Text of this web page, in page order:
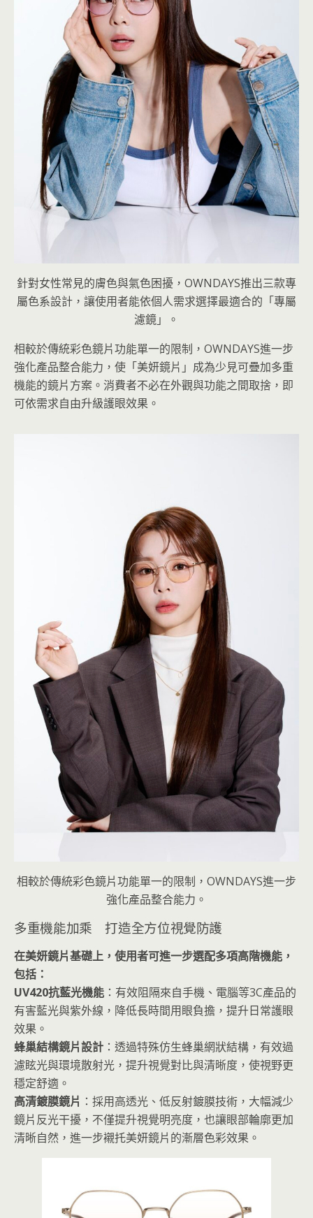
針對女性常見的膚色與氣色困擾，OWNDAYS推出三款專
屬色系設計，讓使用者能依個人需求選擇最適合的「專屬
濾鏡」。
相較於傳統彩色鏡片功能單一的限制，OWNDAYS進一步
強化產品整合能力，使「美妍鏡片」成為少見可疊加多重
機能的鏡片方案。消費者不必在外觀與功能之間取捨，即
可依需求自由升級護眼效果。
相較於傳統彩色鏡片功能單一的限制，OWNDAYS進一步
強化產品整合能力。
多重機能加乘 打造全方位視覺防護
在美妍鏡片基礎上，使用者可進一步選配多項高階機能，
包括：
UV420抗藍光機能 ：有效阻隔來自手機、電腦等3C產品的
有害藍光與紫外線，降低長時間用眼負擔，提升日常護眼
效果。
蜂巢結構鏡片設計 ：透過特殊仿生蜂巢網狀結構，有效過
濾眩光與環境散射光，提升視覺對比與清晰度，使視野更
穩定舒適。
高清鍍膜鏡片 ：採用高透光、低反射鍍膜技術，大幅減少
鏡片反光干擾，不僅提升視覺明亮度，也讓眼部輪廓更加
清晰自然，進一步襯托美妍鏡片的漸層色彩效果。